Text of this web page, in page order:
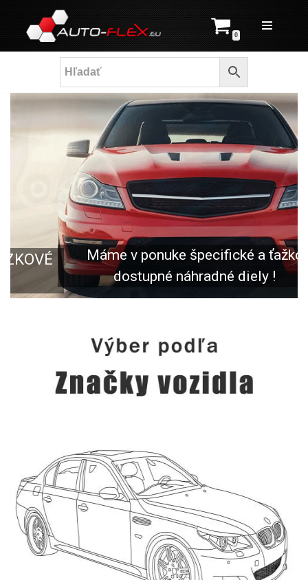
Prejsť
na
0
Máme v ponuke špecifické a ťažko
dostupné náhradné diely !